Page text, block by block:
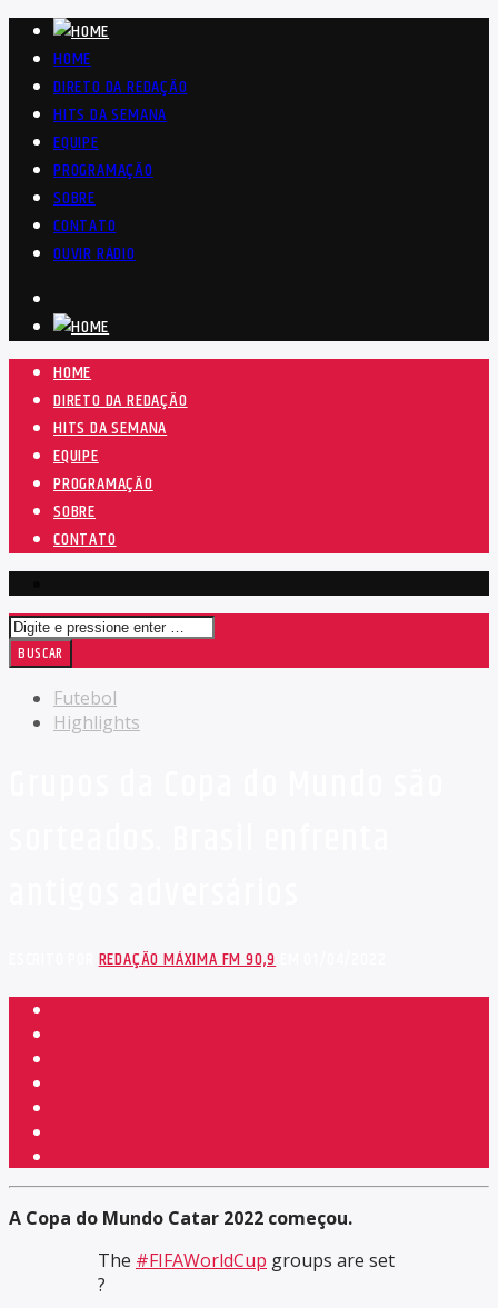
HOME
DIRETO DA REDAÇÃO
HITS DA SEMANA
EQUIPE
PROGRAMAÇÃO
SOBRE
CONTATO
OUVIR RÁDIO
HOME
DIRETO DA REDAÇÃO
HITS DA SEMANA
EQUIPE
PROGRAMAÇÃO
SOBRE
CONTATO
Futebol
Highlights
ESCRITO PORREDAÇÃO MÁXIMA FM 90,9EM 01/04/2022
A Copa do Mundo Catar 2022 começou.
The #FIFAWorldCup groups are set
?